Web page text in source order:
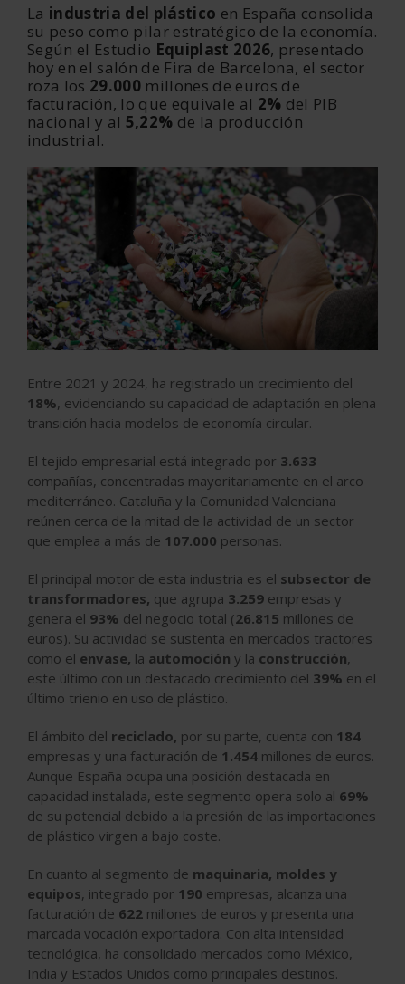
La industria del plástico en España consolida
su peso como pilar estratégico de la economía.
Según el Estudio Equiplast 2026, presentado
hoy en el salón de Fira de Barcelona, el sector
roza los 29.000 millones de euros de
facturación, lo que equivale al 2% del PIB
nacional y al 5,22% de la producción
industrial.
Entre 2021 y 2024, ha registrado un crecimiento del
18%, evidenciando su capacidad de adaptación en plena
transición hacia modelos de economía circular.
El tejido empresarial está integrado por 3.633
compañías, concentradas mayoritariamente en el arco
mediterráneo. Cataluña y la Comunidad Valenciana
reúnen cerca de la mitad de la actividad de un sector
que emplea a más de 107.000 personas.
El principal motor de esta industria es el subsector de
transformadores, que agrupa 3.259 empresas y
genera el 93% del negocio total (26.815 millones de
euros). Su actividad se sustenta en mercados tractores
como el envase, la automoción y la construcción,
este último con un destacado crecimiento del 39% en el
último trienio en uso de plástico.
El ámbito del reciclado, por su parte, cuenta con 184
empresas y una facturación de 1.454 millones de euros.
Aunque España ocupa una posición destacada en
capacidad instalada, este segmento opera solo al 69%
de su potencial debido a la presión de las importaciones
de plástico virgen a bajo coste.
En cuanto al segmento de maquinaria, moldes y
equipos, integrado por 190 empresas, alcanza una
facturación de 622 millones de euros y presenta una
marcada vocación exportadora. Con alta intensidad
tecnológica, ha consolidado mercados como México,
India y Estados Unidos como principales destinos.